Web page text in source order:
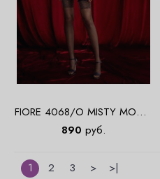
FIORE 4068/O MISTY MOON
20 DEN Чулки
890 руб.
1 2 3 >
>|